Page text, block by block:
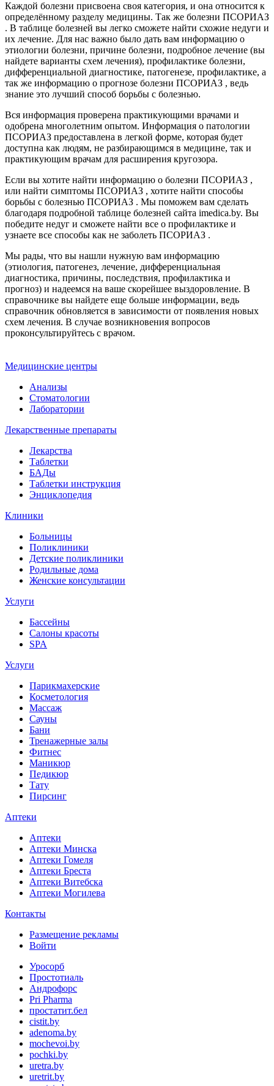
Каждой болезни присвоена своя категория, и она относится к
определённому разделу медицины. Так же болезни ПСОРИАЗ
. В таблице болезней вы легко сможете найти схожие недуги и
их лечение. Для нас важно было дать вам информацию о
этиологии болезни, причине болезни, подробное лечение (вы
найдете варианты схем лечения), профилактике болезни,
дифференциальной диагностике, патогенезе, профилактике, а
так же информацию о прогнозе болезни ПСОРИАЗ , ведь
знание это лучший способ борьбы с болезнью.
Вся информация проверена практикующими врачами и
одобрена многолетним опытом. Информация о патологии
ПСОРИАЗ предоставлена в легкой форме, которая будет
доступна как людям, не разбирающимся в медицине, так и
практикующим врачам для расширения кругозора.
Если вы хотите найти информацию о болезни ПСОРИАЗ ,
или найти симптомы ПСОРИАЗ , хотите найти способы
борьбы с болезнью ПСОРИАЗ . Мы поможем вам сделать
благодаря подробной таблице болезней сайта imedica.by. Вы
победите недуг и сможете найти все о профилактике и
узнаете все способы как не заболеть ПСОРИАЗ .
Мы рады, что вы нашли нужную вам информацию
(этиология, патогенез, лечение, дифференциальная
диагностика, причины, последствия, профилактика и
прогноз) и надеемся на ваше скорейшее выздоровление. В
справочнике вы найдете еще больше информации, ведь
справочник обновляется в зависимости от появления новых
схем лечения. В случае возникновения вопросов
проконсультируйтесь с врачом.
Медицинские центры
Анализы
Стоматологии
Лаборатории
Лекарственные препараты
Лекарства
Таблетки
БАДы
Таблетки инструкция
Энциклопедия
Клиники
Больницы
Поликлиники
Детские поликлиники
Родильные дома
Женские консультации
Услуги
Бассейны
Салоны красоты
SPA
Услуги
Парикмахерские
Косметология
Массаж
Сауны
Бани
Тренажерные залы
Фитнес
Маникюр
Педикюр
Тату
Пирсинг
Аптеки
Аптеки
Аптеки Минска
Аптеки Гомеля
Аптеки Бреста
Аптеки Витебска
Аптеки Могилева
Контакты
Размещение рекламы
Войти
Уросорб
Простотиаль
Андрофорс
Pri Pharma
простатит.бел
cistit.by
adenoma.by
mochevoi.by
pochki.by
uretra.by
uretrit.by